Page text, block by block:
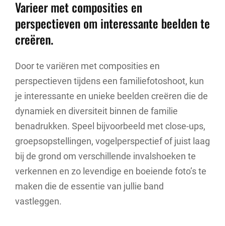
Varieer met composities en
perspectieven om interessante beelden te
creëren.
Door te variëren met composities en
perspectieven tijdens een familiefotoshoot, kun
je interessante en unieke beelden creëren die de
dynamiek en diversiteit binnen de familie
benadrukken. Speel bijvoorbeeld met close-ups,
groepsopstellingen, vogelperspectief of juist laag
bij de grond om verschillende invalshoeken te
verkennen en zo levendige en boeiende foto’s te
maken die de essentie van jullie band
vastleggen.